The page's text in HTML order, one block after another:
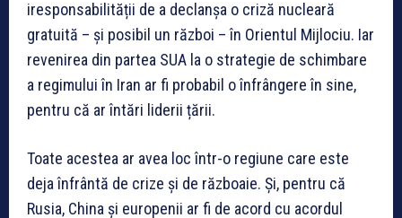
iresponsabilității de a declanșa o criză nucleară
gratuită – și posibil un război – în Orientul Mijlociu. Iar
revenirea din partea SUA la o strategie de schimbare
a regimului în Iran ar fi probabil o înfrângere în sine,
pentru că ar întări liderii țării.
Toate acestea ar avea loc într-o regiune care este
deja înfrântă de crize și de războaie. Și, pentru că
Rusia, China și europenii ar fi de acord cu acordul